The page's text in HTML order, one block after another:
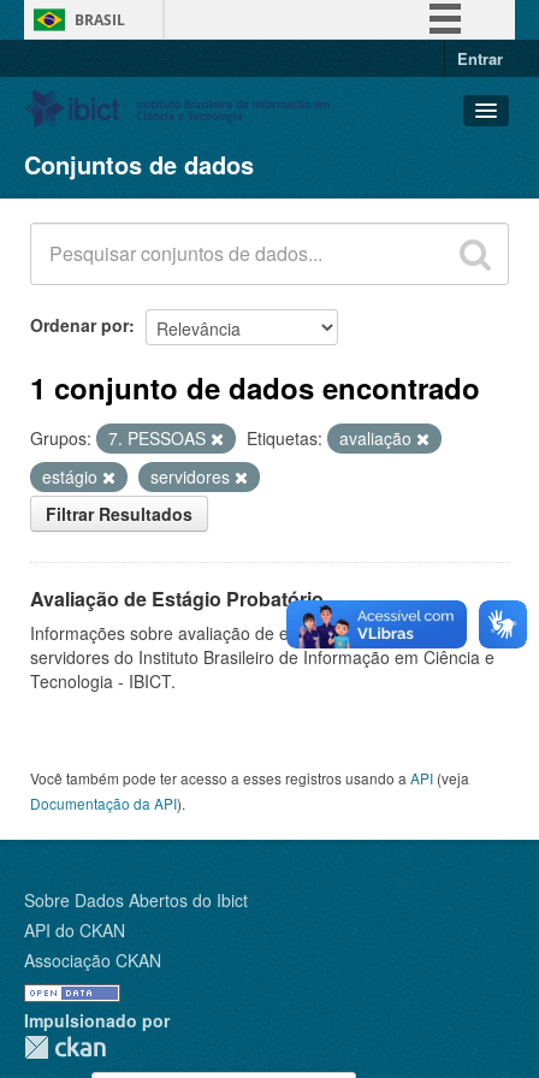
BRASIL
Entrar
Conjuntos de dados
Organizações
Grupos
Sobre
Conjuntos de dados
Ordenar por
1 conjunto de dados encontrado
Grupos: 7. PESSOAS Etiquetas:
avaliação
estágio
servidores
Filtrar Resultados
Avaliação de Estágio Probatório
Informações sobre avaliação de estágio probatório de
servidores do Instituto Brasileiro de Informação em Ciência e
Tecnologia - IBICT.
Você também pode ter acesso a esses registros usando a API (veja
Documentação da API).
Sobre Dados Abertos do Ibict
API do CKAN
Associação CKAN
Impulsionado por